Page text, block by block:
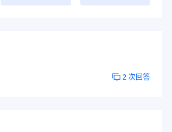
2 次回答